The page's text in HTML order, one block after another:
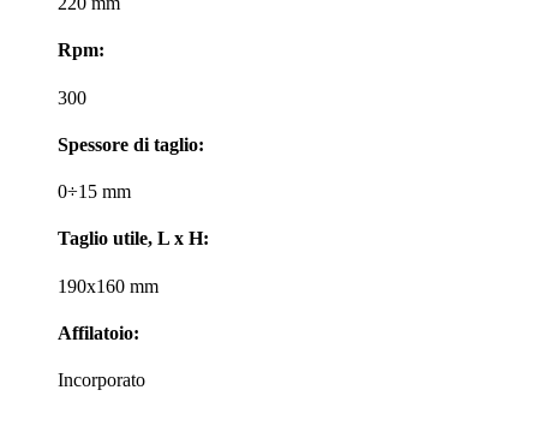
Rpm:
300
Spessore di taglio:
0÷15 mm
Taglio utile, L x H:
190x160 mm
Affilatoio:
Incorporato